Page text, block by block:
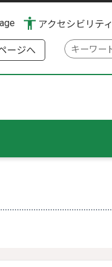
アクセシビリティ
ージへ
検
索
キ
ー